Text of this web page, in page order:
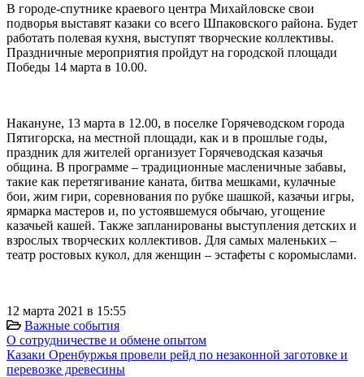
В городе-спутнике краевого центра Михайловске свои
подворья выставят казаки со всего Шпаковского района. Будет
работать полевая кухня, выступят творческие коллективы.
Праздничные мероприятия пройдут на городской площади
Победы 14 марта в 10.00.
Накануне, 13 марта в 12.00, в поселке Горячеводском города
Пятигорска, на местной площади, как и в прошлые годы,
праздник для жителей организует Горячеводская казачья
община. В программе – традиционные масленичные забавы,
такие как перетягивание каната, битва мешками, кулачные
бои, жим гири, соревнования по рубке шашкой, казачьи игры,
ярмарка мастеров и, по устоявшемуся обычаю, угощение
казачьей кашей. Также запланированы выступления детских и
взрослых творческих коллективов. Для самых маленьких –
театр ростовых кукол, для женщин – эстафеты с коромыслами.
12 марта 2021 в 15:55
Важные события
О сотрудничестве и обмене опытом
Казаки Оренбуржья провели рейд по незаконной заготовке и
перевозке древесины